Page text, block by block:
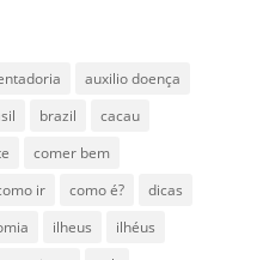
auxilio doença
brazil
cacau
comer bem
ir como é?
dicas
ilheus
ilhéus